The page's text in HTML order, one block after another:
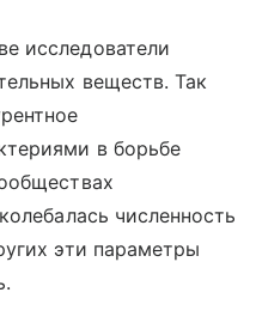
исследователи
веществ. Так
в борьбе
численность
эти параметры